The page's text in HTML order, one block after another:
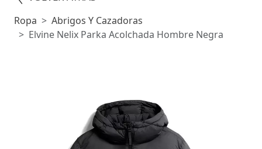
Ropa
Abrigos Y Cazadoras
Elvine Nelix Parka Acolchada Hombre Negra